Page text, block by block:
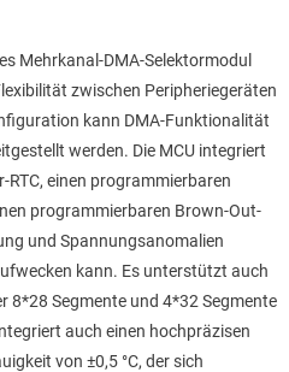
Mehrkanal-DMA-Selektormodul
zwischen Peripheriegeräten
kann DMA-Funktionalität
werden. Die MCU integriert
einen programmierbaren
programmierbaren Brown-Out-
und Spannungsanomalien
kann. Es unterstützt auch
8*28 Segmente und 4*32 Segmente
auch einen hochpräzisen
von ±0,5 °C, der sich